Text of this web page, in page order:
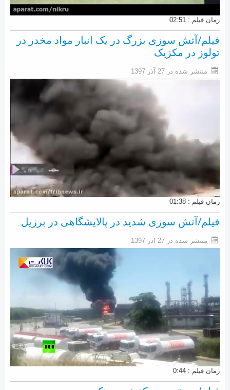
زمان فیلم : 02:51
فیلم/آتش سوزی بزرگ در یک انبار مواد مخدر در
تولوز در مکزیک
منتشر شده در 27 آذر 1397
زمان فیلم : 01:38
فیلم/آتش سوزی شدید در پالایشگاهی در برزیل
منتشر شده در 27 آذر 1397
زمان فیلم : 0:44